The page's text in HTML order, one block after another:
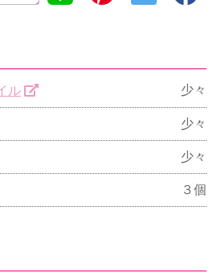
ル 少々
少々
少々
３個